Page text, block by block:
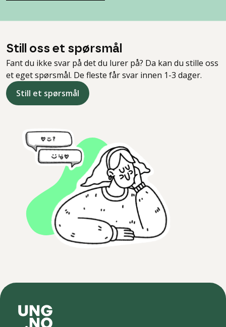
Still oss et spørsmål
Fant du ikke svar på det du lurer på? Da kan du stille oss
et eget spørsmål. De fleste får svar innen 1-3 dager.
Still et spørsmål